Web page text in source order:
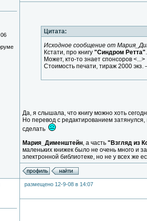
Цитата:
Исходное сообщение от
Кстати, про книгу"Синдром Ретта"
Может, кто-то знает спонсоров <...>
Стоимость печати, тираж 2000 экз.
Да, я слышала, что книгу можно хоть
Но перевод с редактированием
сделать
Мария_Дименштейн, а часть "Взгляд из
маленьких книжек было не очень много и
электронной библиотеке, но не у всех же
размещено 12-9-08 в 14:07